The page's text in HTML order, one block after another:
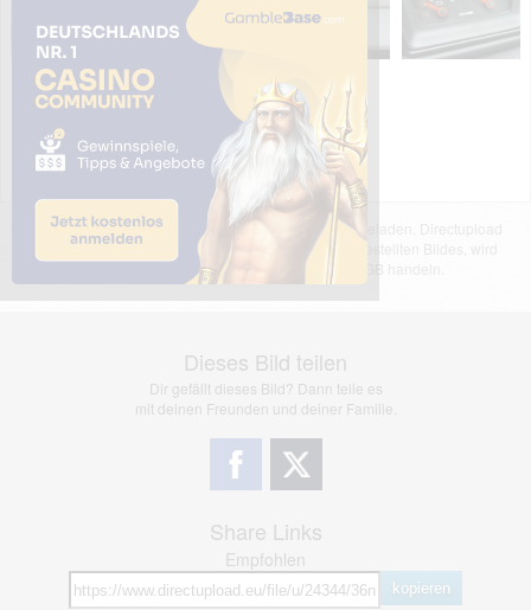
Das dargestellte Bild wurde von einem Nutzer hochgeladen. Directupload
übernimmt keinerlei Haftung für den Inhalt des dargestellten Bildes, wird
jedoch bei Verstößen nach §2(3) unserer AGB handeln.
Dieses Bild teilen
Dir gefällt dieses Bild? Dann teile es
mit deinen Freunden und deiner Familie.
Share Links
Empfohlen
kopieren